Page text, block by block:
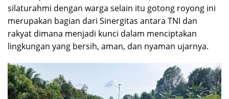
silaturahmi dengan warga selain itu gotong royong ini
merupakan bagian dari Sinergitas antara TNI dan
rakyat dimana menjadi kunci dalam menciptakan
lingkungan yang bersih, aman, dan nyaman ujarnya.